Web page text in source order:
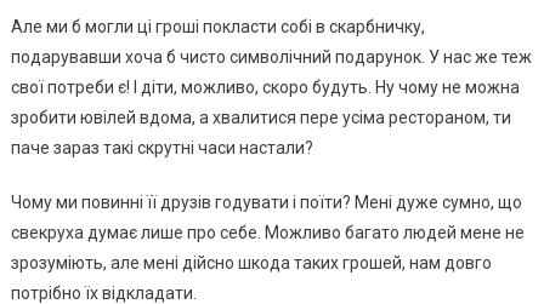
Але ми б могли ці гроші покласти собі в скарбничку,
подарувавши хоча б чисто символічний подарунок. У нас же теж
свої потреби є! І діти, можливо, скоро будуть. Ну чому не можна
зробити ювілей вдома, а хвалитися пере усіма рестораном, ти
паче зараз такі скрутні часи настали?
Чому ми повинні її друзів годувати і поїти? Мені дуже сумно, що
свекруха думає лише про себе. Можливо багато людей мене не
зрозуміють, але мені дійсно шкода таких грошей, нам довго
потрібно їх відкладати.